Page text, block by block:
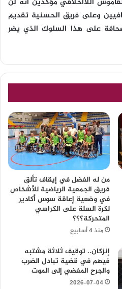
وعلى فريق الحسنية تقديم
على هذا السلوك الذي يضر
من له الفضل في إيقاف تألق
فريق الجمعية الرياضية للأشخاص
في وضعية إعاقة سوس أكادير
لكرة السلة على الكراسي
المتحركة؟؟؟
منذ 4 أسابيع
إنزكان.. توقيف ثلاثة مشتبه
فيهم في قضية تبادل الضرب
والجرح المفضي إلى الموت
2026-07-04